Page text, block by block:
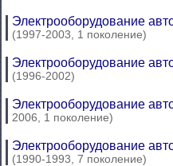
Электрооборудование
(1997-2003, 1 поколение)
Электрооборудование
(1996-2002)
Электрооборудование
2006, 1 поколение)
Электрооборудование
(1990-1993, 7 поколение)